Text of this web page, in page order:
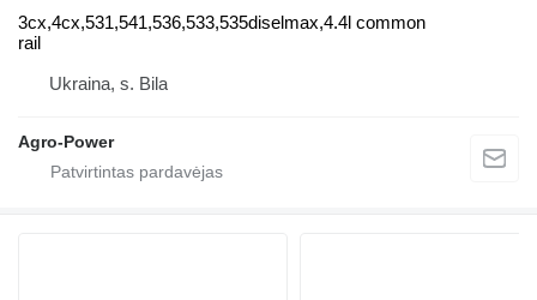
3cx,4cx,531,541,536,533,535diselmax,4.4l common
rail
Ukraina, s. Bila
Agro-Power